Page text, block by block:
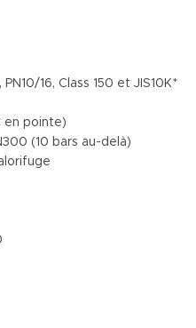
16, Class 150 et JIS10K*
en pointe)
(10 bars au-delà)